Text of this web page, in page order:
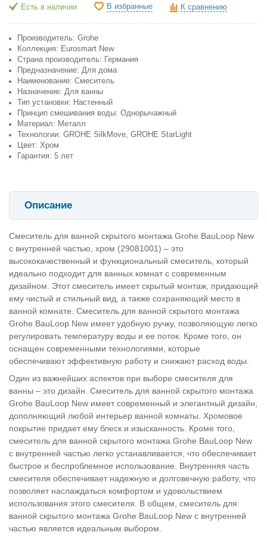
Есть в наличии В избранные К сравнению
Производитель: Grohe
Коллекция: Eurosmart New
Страна производитель: Германия
Предназначение: Для дома
Наименование: Смеситель
Назначение: Для ванны
Тип установки: Настенный
Принцип смешивания воды: Однорычажный
Материал: Металл
Технологии: GROHE SilkMove, GROHE StarLight
Цвет: Хром
Гарантия: 5 лет
Описание
Смеситель для ванной скрытого монтажа Grohe BauLoop New
с внутренней частью, хром (29081001) – это
высококачественный и функциональный смеситель, который
идеально подходит для ванных комнат с современным
дизайном. Этот смеситель имеет скрытый монтаж, придающий
ему чистый и стильный вид, а также сохраняющий место в
ванной комнате. Смеситель для ванной скрытого монтажа
Grohe BauLoop New имеет удобную ручку, позволяющую легко
регулировать температуру воды и ее поток. Кроме того, он
оснащен современными технологиями, которые
обеспечивают эффективную работу и снижают расход воды.
Один из важнейших аспектов при выборе смесителя для
ванны – это дизайн. Смеситель для ванной скрытого монтажа
Grohe BauLoop New имеет современный и элегантный дизайн,
дополняющий любой интерьер ванной комнаты. Хромовое
покрытие придает ему блеск и изысканность. Кроме того,
смеситель для ванной скрытого монтажа Grohe BauLoop New
с внутренней частью легко устанавливается, что обеспечивает
быстрое и беспроблемное использование. Внутренняя часть
смесителя обеспечивает надежную и долговечную работу, что
позволяет наслаждаться комфортом и удовольствием
использования этого смесителя. В общем, смеситель для
ванной скрытого монтажа Grohe BauLoop New с внутренней
частью является идеальным выбором.